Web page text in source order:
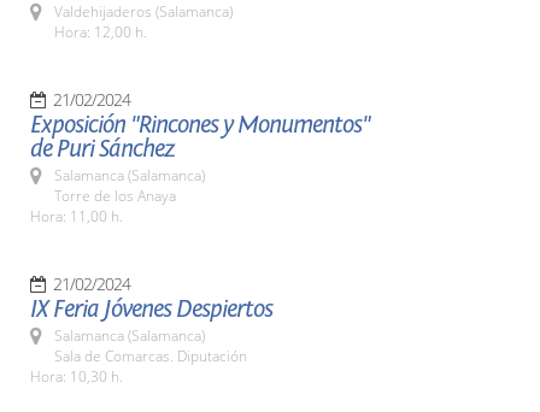
Valdehijaderos (Salamanca)
Hora: 12,00 h.
21/02/2024
Exposición "Rincones y Monumentos"
de Puri Sánchez
Salamanca (Salamanca)
Torre de los Anaya
Hora: 11,00 h.
21/02/2024
IX Feria Jóvenes Despiertos
Salamanca (Salamanca)
Sala de Comarcas. Diputación
Hora: 10,30 h.